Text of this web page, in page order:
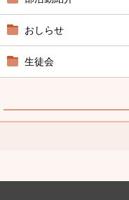
おしらせ
生徒会